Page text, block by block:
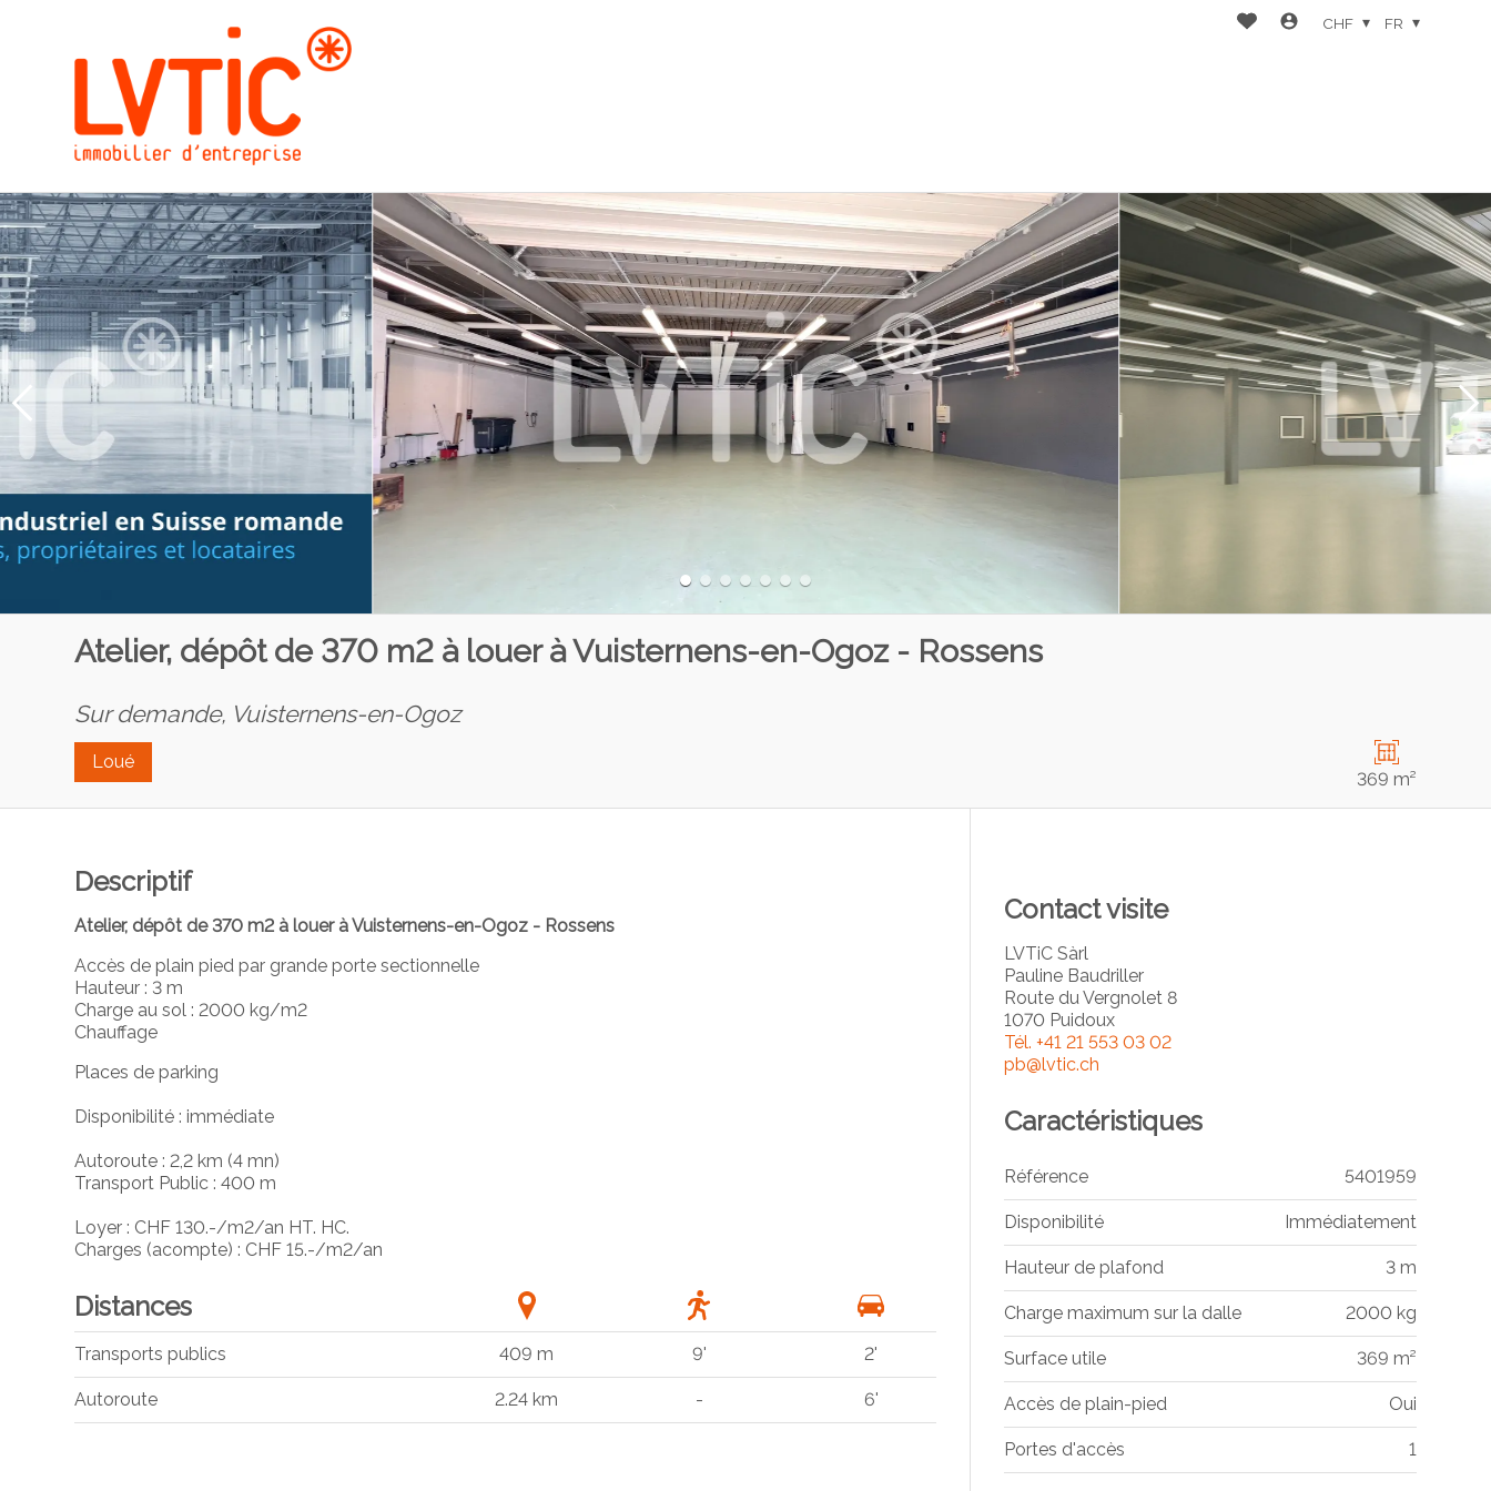
CHF FR
Atelier, dépôt de 370 m2 à louer à Vuisternens-en-Ogoz - Rossens
Sur demande, Vuisternens-en-Ogoz
Loué
369 m²
Descriptif
Atelier, dépôt de 370 m2 à louer à Vuisternens-en-Ogoz - Rossens
Accès de plain pied par grande porte sectionnelle
Hauteur : 3 m
Charge au sol : 2000 kg/m2
Chauffage
Places de parking
Disponibilité : immédiate
Autoroute : 2,2 km (4 mn)
Transport Public : 400 m
Loyer : CHF 130.-/m2/an HT. HC.
Charges (acompte) : CHF 15.-/m2/an
Distances
Transports publics 409 m 9' 2'
Autoroute 2.24 km - 6'
Contact visite
LVTiC Sàrl
Pauline Baudriller
Route du Vergnolet 8
1070 Puidoux
Tél. +41 21 553 03 02
pb@lvtic.ch
Caractéristiques
Référence 5401959
Disponibilité Immédiatement
Hauteur de plafond 3 m
Charge maximum sur la dalle 2000 kg
Surface utile 369 m²
Accès de plain-pied Oui
Portes d'accès 1